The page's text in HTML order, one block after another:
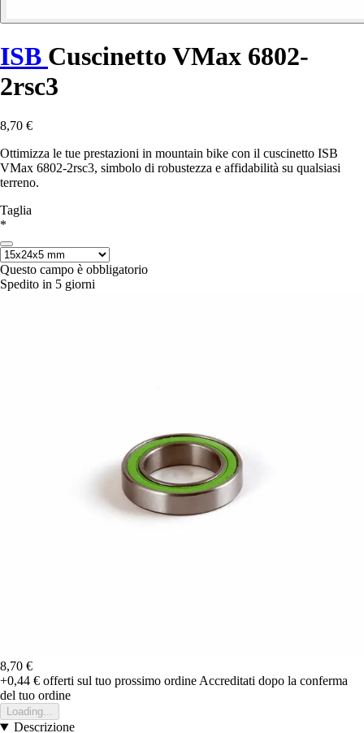
ISB Cuscinetto VMax 6802-
2rsc3
8,70 €
Ottimizza le tue prestazioni in mountain bike con il cuscinetto ISB
VMax 6802-2rsc3, simbolo di robustezza e affidabilità su qualsiasi
terreno.
Taglia
*
Questo campo è obbligatorio
Spedito in 5 giorni
8,70 €
+0,44 € offerti sul tuo prossimo ordine Accreditati dopo la conferma
del tuo ordine
Loading...
Descrizione